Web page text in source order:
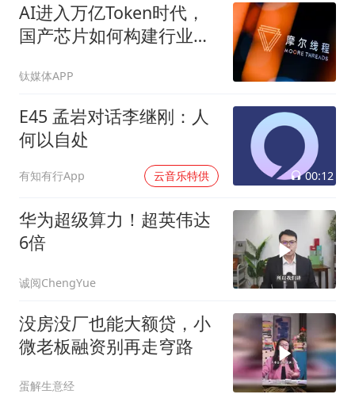
AI进入万亿Token时代，
国产芯片如何构建行业壁
钛媒体APP
E45 孟岩对话李继刚：人
何以自处
有知有行App 云音乐特供 00:12
华为超级算力！超英伟达
6倍
诚阅ChengYue
没房没厂也能大额贷，小
微老板融资别再走穹路
蛋解生意经